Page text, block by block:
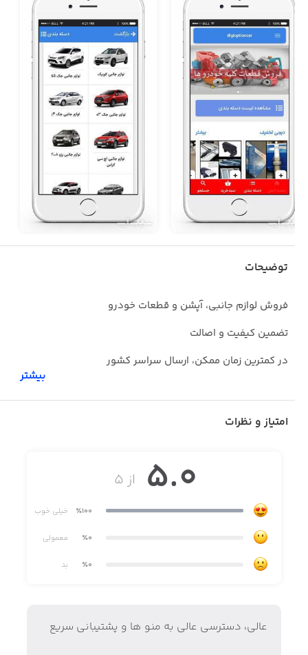
توضیحات
فروش لوازم جانبی، آپشن و قطعات خودرو
تضمین کیفیت و اصالت
در کمترین زمان ممکن، ارسال سراسر کشور
بیشتر
امتیاز و نظرات
از ۵ 5.0
٪100 خیلی خوب
٪0 معمولی
٪0 بد
عالی، دسترسی عالی به منو ها و پشتیبانی سریع